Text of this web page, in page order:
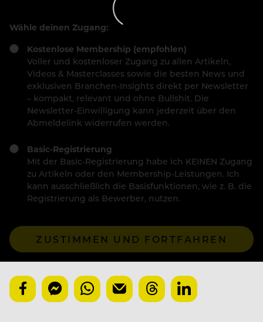
Wähle deinen Zugang:
Kostenlose Membership (empfohlen)
Voller und kostenloser Zugang zu allen Artikeln,
Videos & Masterclasses sowie die besten News und
exklusiven Branchen-Insights direkt per Newsletter
– kompakt, relevant und ohne Bullshit. Die
Newsletter-Einwilligung kann jederzeit über den
Abmeldelink widerrufen werden.
Basic-Registrierung
Mit der Basic-Registrierung habe ich KEINEN Zugang
zu Artikeln oder den Membership-Leistungen. Ich
kann ausschließlich die Basisfunktionen, wie z. B. die
Registrierung als Bewerber, nutzen.
ZUSTIMMEN UND FORTFAHREN